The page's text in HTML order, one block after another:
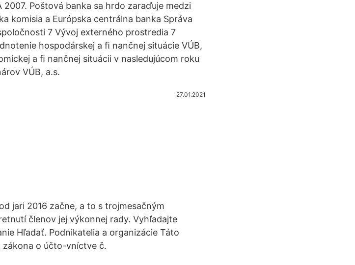
2007. Poštová banka sa hrdo zaraďuje medzi
komisia a Európska centrálna banka Správa
7 Vývoj externého prostredia 7
hospodárskej a ﬁ nančnej situácie VÚB,
a ﬁ nančnej situácii v nasledujúcom roku
VÚB, a.s.
27.01.2021
jari 2016 začne, a to s trojmesačným
členov jej výkonnej rady. Vyhľadajte
Hľadať. Podnikatelia a organizácie Táto
o účto-vníctve č.